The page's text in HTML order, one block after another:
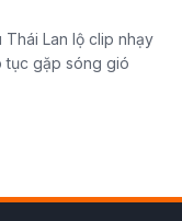
Thái Lan lộ clip nhạy
tục gặp sóng gió